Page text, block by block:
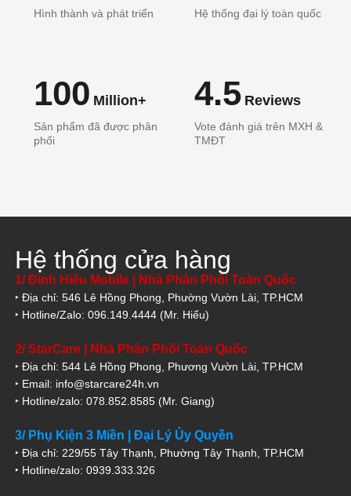
Hình thành và phát triển Hệ thống đại lý toàn quốc
100 Million+
Sản phẩm đã được phân
phối
4.5 Reviews
Vote đánh giá trên MXH &
TMĐT
Hệ thống cửa hàng
1/ Đình Hiếu Mobile | Nhà Phân Phối Toàn Quốc
‣ Địa chỉ: 546 Lê Hồng Phong, Phường Vườn Lài, TP.HCM
‣ Hotline/Zalo: 096.149.4444 (Mr. Hiếu)
2/ StarCare | Nhà Phân Phối Toàn Quốc
‣ Địa chỉ: 544 Lê Hồng Phong, Phương Vườn Lài, TP.HCM
‣ Email: info@starcare24h.vn
‣ Hotline/zalo: 078.852.8585 (Mr. Giang)
3/ Phụ Kiện 3 Miền | Đại Lý Ủy Quyền
‣ Địa chỉ: 229/55 Tây Thạnh, Phường Tây Thạnh, TP.HCM
‣ Hotline/zalo: 0939.333.326